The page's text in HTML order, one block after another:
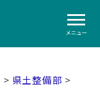
メニュー
> 県土整備部 >